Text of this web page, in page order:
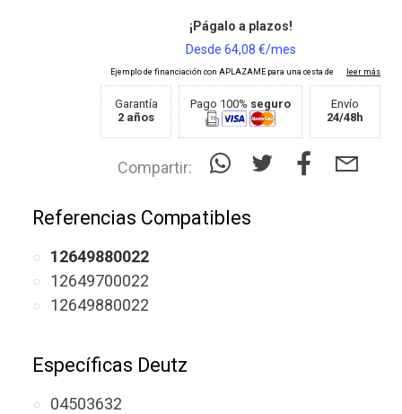
Garantía
2 años
Pago 100% seguro
Envío
24/48h
Compartir:
Referencias Compatibles
12649880022
12649700022
12649880022
Específicas Deutz
04503632